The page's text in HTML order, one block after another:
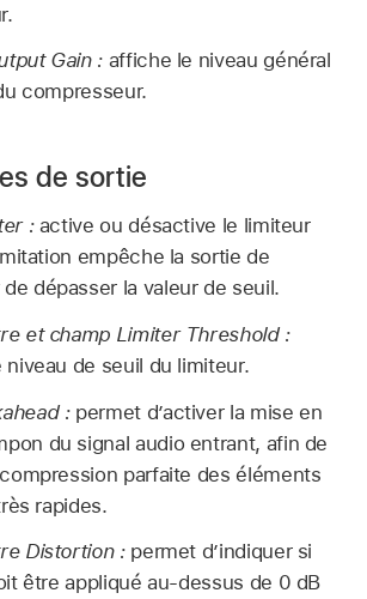
Gain : affiche le niveau général
compresseur.
de sortie
: active ou désactive le limiteur
empêche la sortie de
dépasser la valeur de seuil.
et champ Limiter Threshold :
niveau de seuil du limiteur.
: permet d’activer la mise en
du signal audio entrant, afin de
parfaite des éléments
rapides.
Distortion : permet d’indiquer si
être appliqué au-dessus de 0 dB